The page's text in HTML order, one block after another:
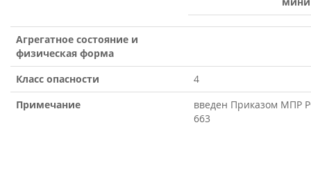
Агрегатное состояние и
физическая форма
Класс опасности
4
Примечание
введен Приказом МПР
663